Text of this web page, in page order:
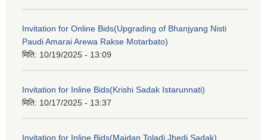
Invitation for Online Bids(Upgrading of Bhanjyang Nisti
Paudi Amarai Arewa Rakse Motarbato)
मिति: 10/19/2025 - 13:09
Invitation for Inline Bids(Krishi Sadak Istarunnati)
मिति: 10/17/2025 - 13:37
Invitation for Inline Bids(Maidan Toladi Jhedi Sadak)